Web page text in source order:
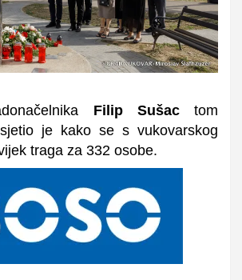
Filip Sušactom
je kako se s vukovarskog
traga za 332 osobe.